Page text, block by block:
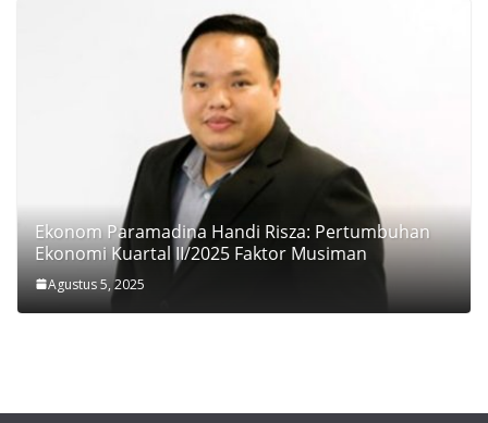
Ekonom Paramadina Handi Risza: Pertumbuhan
Ekonomi Kuartal II/2025 Faktor Musiman
Agustus 5, 2025